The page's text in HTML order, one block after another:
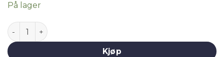
På lager
Havana setepute 41x38 - Green antall
Kjøp